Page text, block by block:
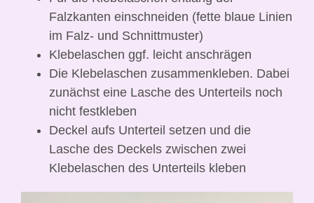
Falzkanten einschneiden (fette blaue Linien
im Falz- und Schnittmuster)
Klebelaschen ggf. leicht anschrägen
Die Klebelaschen zusammenkleben. Dabei
zunächst eine Lasche des Unterteils noch
nicht festkleben
Deckel aufs Unterteil setzen und die
Lasche des Deckels zwischen zwei
Klebelaschen des Unterteils kleben